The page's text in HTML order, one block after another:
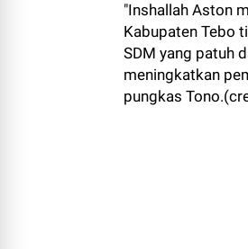
"Inshallah Aston
Kabupaten Tebo
SDM yang patuh
meningkatkan
pungkas